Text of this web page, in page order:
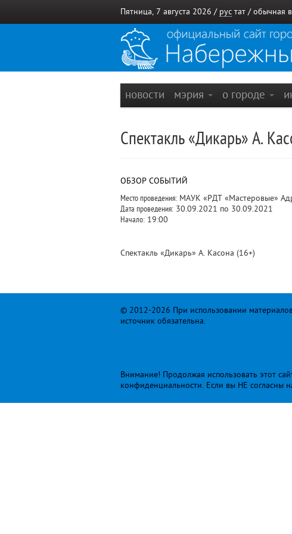
Пятница, 7 августа 2026 / рус тат / обычная
новости мэрия о городе
Спектакль «Дикарь» А.
ОБЗОР СОБЫТИЙ
Место проведения: МАУК «РДТ «Мастеровые»
Дата проведения: 30.09.2021 по 30.09.2021
Начало: 19:00
Спектакль «Дикарь» А. Касона (16+)
© 2012-2026 При использовании материалов
источник обязательна.
Внимание! Продолжая использовать этот
конфиденциальности. Если вы НЕ согласны